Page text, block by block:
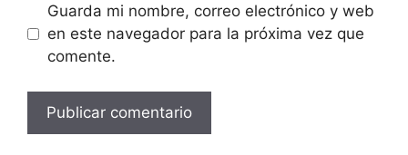
Guarda mi nombre, correo electrónico y web
en este navegador para la próxima vez que
comente.